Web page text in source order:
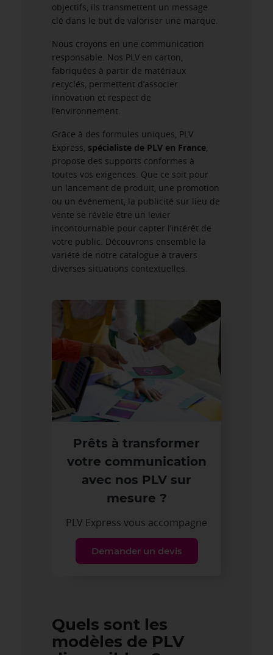
objectifs, ils transmettent un message
clé dans le but de valoriser une marque.
Nous croyons en une communication
responsable. Nos PLV en carton,
fabriquées à partir de matériaux
recyclés, permettent d’associer
innovation et respect de
l’environnement.
Grâce à des formules uniques, PLV
Express, spécialiste de PLV en France,
propose des supports conformes à
toutes vos exigences. Que ce soit pour
un lancement de produit, une promotion
ou un événement, la publicité sur lieu de
vente se révèle être un levier
incontournable pour capter l’intérêt de
votre public. Découvrons ensemble la
variété de notre catalogue à travers
diverses situations contextuelles.
Prêts à transformer
votre communication
avec nos PLV sur
mesure ?
PLV Express vous accompagne
Demander un devis
Quels sont les
modèles de PLV